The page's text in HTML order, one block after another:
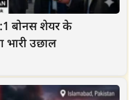
बोनस शेयर के
भारी उछाल